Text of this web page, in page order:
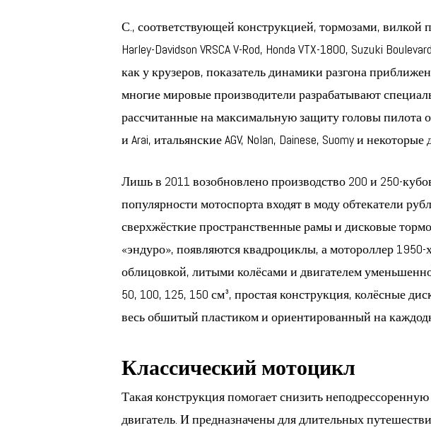
С., соответствующей конструкцией, тормозами,
Harley-Davidson VRSCA V-Rod, Honda VTX-1800, Suzuki
как у крузеров, показатель динамики разгона
многие мировые производители разрабатывают
рассчитанные на максимальную защиту головы пилота
и Arai, итальянские AGV, Nolan, Dainese, Suomy и некоторые
Лишь в 2011 возобновлено производство 200 и 250-
популярности мотоспорта входят в моду обтекатели
сверхжёсткие пространственные рамы и дисковые
«эндуро», появляются квадроциклы, а мотороллер 1950-
облицовкой, литыми колёсами и двигателем
50, 100, 125, 150 см³, простая конструкция, колёсные
весь обшитый пластиком и ориентированный на
Классический мотоцикл
Такая конструкция помогает снизить
двигатель. И предназначены для длительных